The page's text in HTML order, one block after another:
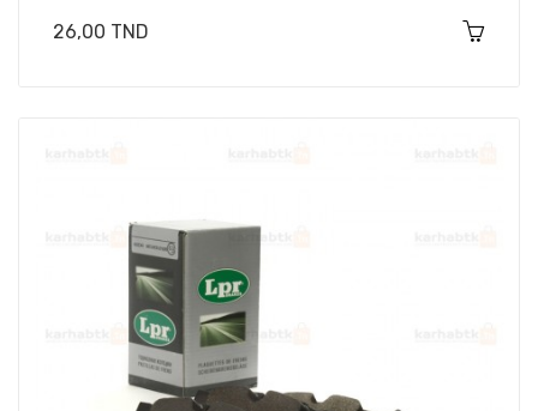
Prix
26,00 TND